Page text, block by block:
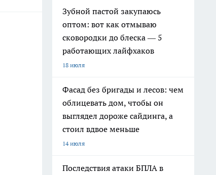
Зубной пастой закупаюсь
оптом: вот как отмываю
сковородки до блеска — 5
работающих лайфхаков
18 июля
Фасад без бригады и лесов: чем
облицевать дом, чтобы он
выглядел дороже сайдинга, а
стоил вдвое меньше
14 июля
Последствия атаки БПЛА в